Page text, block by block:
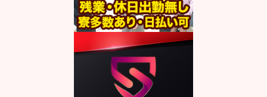
業界未経験の方でも安心して先輩スタッフよりマンツーマンで指導
（社員研修制度）を受けられます。
現在全社員在職1年以上（平均3年以上在職してくれています）と非
常に離職率が低いと自負しています。
お友達紹介制度もあるので、まず入社されてからご安心頂けたら是
非あなたのお友達も紹介してください♪
※未経験からチャレンジされる方には試用期間（最長3ヶ月）があり